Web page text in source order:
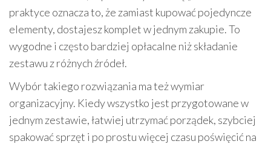
praktyce oznacza to, że zamiast kupować pojedyncze
elementy, dostajesz komplet w jednym zakupie. To
wygodne i często bardziej opłacalne niż składanie
zestawu z różnych źródeł.
Wybór takiego rozwiązania ma też wymiar
organizacyjny. Kiedy wszystko jest przygotowane w
jednym zestawie, łatwiej utrzymać porządek, szybciej
spakować sprzęt i po prostu więcej czasu poświęcić na